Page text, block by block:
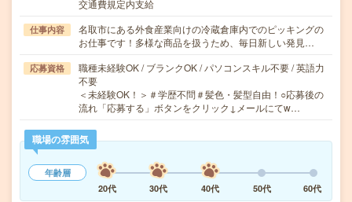
交通費規定内支給
仕事内容
名取市にある外食産業向けの冷蔵倉庫内でのピッキングの
お仕事です！多様な商品を扱うため、毎日新しい発見…
応募資格
職種未経験OK / ブランクOK / パソコンスキル不要 / 英語力
不要
＜未経験OK！＞＃学歴不問＃髪色・髪型自由！○応募後の
流れ「応募する」ボタンをクリック↓メールにてw…
職場の雰囲気
年齢層
20代
30代 40代 50代 60代